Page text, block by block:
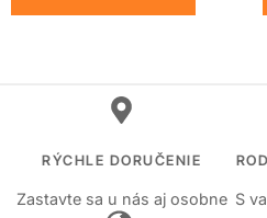
RÝCHLE DORUČENIE
Zastavte sa u nás aj osobne S